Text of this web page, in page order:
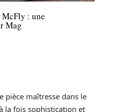
: une
Mag
pièce maîtresse dans le
la fois sophistication et